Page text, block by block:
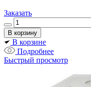
Заказать
В корзине
Подробнее
Быстрый просмотр